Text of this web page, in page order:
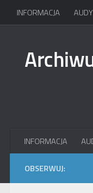
Przejdź do treści
INFORMACJA
INFORMACJA
OBSERWUJ: